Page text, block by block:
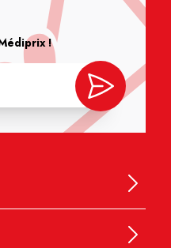
!